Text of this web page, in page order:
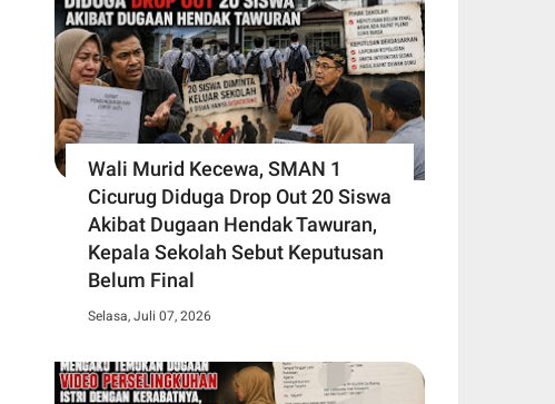
Wali Murid Kecewa, SMAN 1
Cicurug Diduga Drop Out 20 Siswa
Akibat Dugaan Hendak Tawuran,
Kepala Sekolah Sebut Keputusan
Belum Final
Selasa, Juli 07, 2026